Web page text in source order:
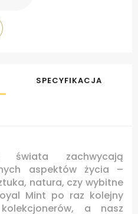
SPECYFIKACJA
zachwycają
aspektów życia –
natura, czy wybitne
Mint po raz kolejny
a nasz